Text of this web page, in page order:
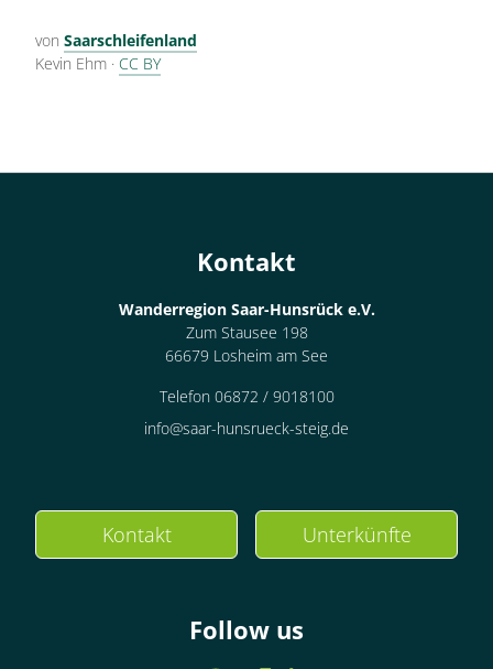
von Saarschleifenland
Kevin Ehm · CC BY
Kontakt
Wanderregion Saar-Hunsrück e.V.
Zum Stausee 198
66679 Losheim am See
Telefon 06872 / 9018100
info@saar-hunsrueck-steig.de
Kontakt Unterkünfte
Follow us